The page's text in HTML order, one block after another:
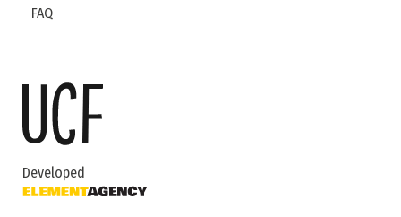
Developed
FAQ